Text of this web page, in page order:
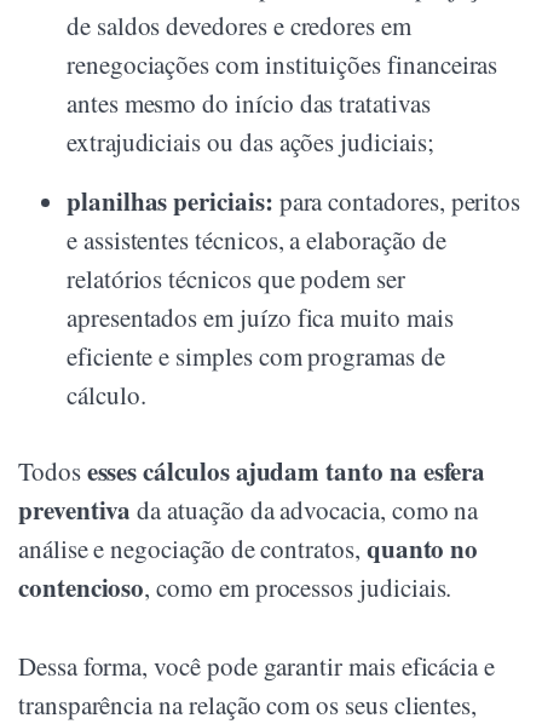
de saldos devedores e credores em
renegociações com instituições financeiras
antes mesmo do início das tratativas
extrajudiciais ou das ações judiciais;
planilhas periciais: para contadores, peritos
e assistentes técnicos, a elaboração de
relatórios técnicos que podem ser
apresentados em juízo fica muito mais
eficiente e simples com programas de
cálculo.
Todosesses cálculos ajudam tanto na esfera
preventiva da atuação da advocacia, como na
análise e negociação de contratos, quanto no
contencioso, como em processos judiciais.
Dessa forma, você pode garantir mais eficácia e
transparência na relação com os seus clientes,